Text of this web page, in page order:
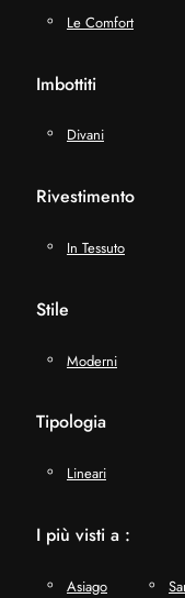
Le Comfort
Imbottiti
Divani
Rivestimento
In Tessuto
Stile
Moderni
Tipologia
Lineari
I più visti a :
Asiago